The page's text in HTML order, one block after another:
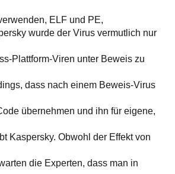
ELF und PE,
wurde der Virus vermutlich nur
Plattform-Viren unter Beweis zu
dass nach einem Beweis-Virus
übernehmen und ihn für eigene,
Kaspersky. Obwohl der Effekt von
die Experten, dass man in